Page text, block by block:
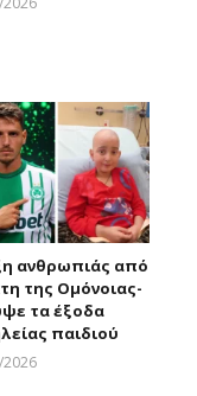
ανθρωπιάς από
της Ομόνοιας-
τα έξοδα
παιδιού